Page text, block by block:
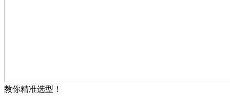
教你精准选型！